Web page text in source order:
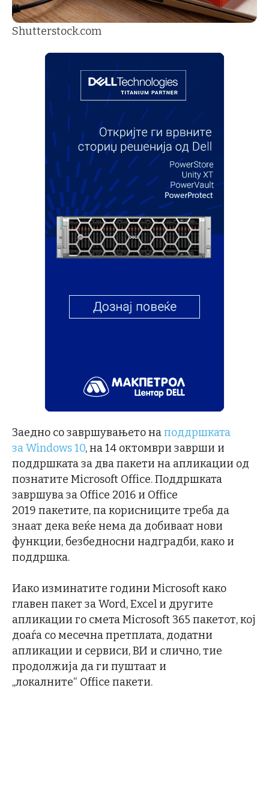
Shutterstock.com
Заедно со завршувањето наподдршката
за Windows 10, на 14 октомври заврши и
поддршката за два пакети на апликации од
познатите Microsoft Office. Поддршката
завршува за Office 2016 и Office
2019 пакетите, па корисниците треба да
знаат дека веќе нема да добиваат нови
функции, безбедносни надградби, како и
поддршка.
Иако изминатите години Microsoft како
главен пакет за Word, Excel и другите
апликации го смета Microsoft 365 пакетот, кој
доаѓа со месечна претплата, додатни
апликации и сервиси, ВИ и слично, тие
продолжија да ги пуштаат и
„локалните“ Office пакети.